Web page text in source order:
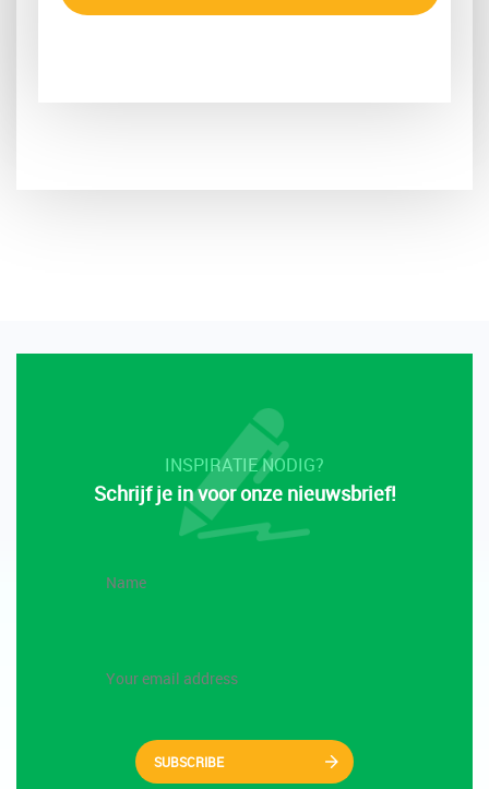
INSPIRATIE NODIG?
Schrijf je in voor onze nieuwsbrief!
SUBSCRIBE